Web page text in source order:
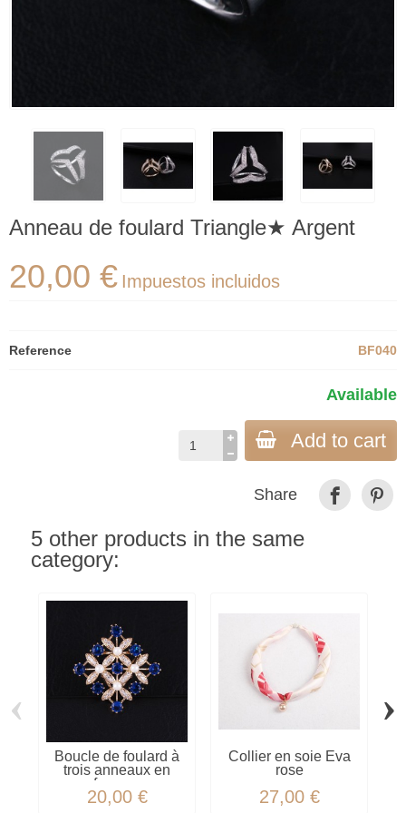
Anneau de foulard Triangle★ Argent
20,00 € Impuestos incluidos
Reference BF040
Available
Add to cart
Share
5 other products in the same
category:
Boucle de foulard à
trois anneaux en
forme...
20,00 €
Collier en soie Eva
rose
27,00 €
‹ ›